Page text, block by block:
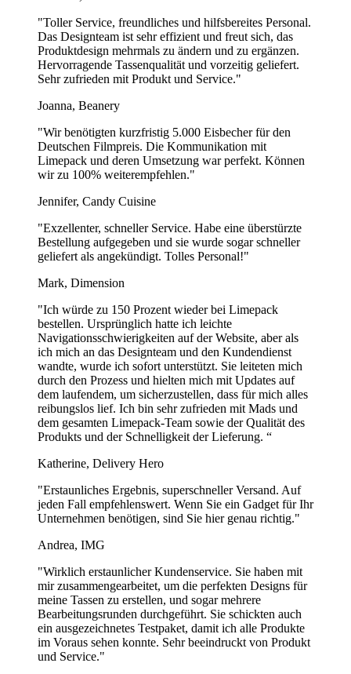
präsentieren? Wir machen es möglich. Bringen Sie Ihre Marke mit
lebendigen, professionellen Drucken zum Leben, die auffallen.
Wählen Sie aus einer Vielzahl von Grundfarben, darunter
klassisches Weiß für einen sauberen, eleganten Look oder kräftiges
Schwarz für einen markanten Kontrast. Mit flexografischem Druck
bleiben Ihre Designs scharf und lebendig, sodass Ihre Servietten bei
jedem Tisch einen bleibenden Eindruck hinterlassen.
Starten Sie noch heute – Kontaktieren Sie uns unter
[email protected] für weitere Informationen oder um ein kostenloses
Designmuster anzufordern. Wir helfen Ihnen, Ihre Marke mit
hochwertigen Papierservietten zum Strahlen zu bringen.
Häufig gestellte Fragen
Welche Druckoptionen sind verfügbar?
zu gewährleisten. Sie können bis zu 2 Pantone-Farben für Ihr
für dunklere Serviettenhintergründe an.
Wie faltet man Papierservietten mit Besteck?
So falten Sie Servietten mit Besteck:
Legen Sie die Serviette flach auf einen Tisch.
Falten Sie sie zur Hälfte, sodass ein Rechteck entsteht.
Platzieren Sie das Besteck entlang der kurzen Kante der
Serviette.
Rollen Sie die Serviette fest um das Besteck.
Sichern Sie sie mit einem Band, einer Schnur oder einem
Serviettenring für einen eleganten Look.
Wie werden Papierservietten hergestellt?
Papierservietten werden aus weichem Tissuepapier hergestellt, das
bearbeitet, gebleicht und zu dünnen Blättern gepresst, die dann für
Textur geprägt und in verschiedene Größen geschnitten werden.
Individuelle Drucke fügen Logos, Designs oder Farben hinzu, um
sie für Unternehmen oder Veranstaltungen zu personalisieren.
Können Papierservietten in der Toilette entsorgt
werden?
"Toller Service, freundliches und hilfsbereites Personal.
Das Designteam ist sehr effizient und freut sich, das
Produktdesign mehrmals zu ändern und zu ergänzen.
Hervorragende Tassenqualität und vorzeitig geliefert.
Sehr zufrieden mit Produkt und Service."
Joanna, Beanery
"Wir benötigten kurzfristig 5.000 Eisbecher für den
Deutschen Filmpreis. Die Kommunikation mit
Limepack und deren Umsetzung war perfekt. Können
wir zu 100% weiterempfehlen."
Jennifer, Candy Cuisine
"Exzellenter, schneller Service. Habe eine überstürzte
Bestellung aufgegeben und sie wurde sogar schneller
geliefert als angekündigt. Tolles Personal!"
Mark, Dimension
"Ich würde zu 150 Prozent wieder bei Limepack
bestellen. Ursprünglich hatte ich leichte
Navigationsschwierigkeiten auf der Website, aber als
ich mich an das Designteam und den Kundendienst
wandte, wurde ich sofort unterstützt. Sie leiteten mich
durch den Prozess und hielten mich mit Updates auf
dem laufendem, um sicherzustellen, dass für mich alles
reibungslos lief. Ich bin sehr zufrieden mit Mads und
dem gesamten Limepack-Team sowie der Qualität des
Produkts und der Schnelligkeit der Lieferung. “
Katherine, Delivery Hero
"Erstaunliches Ergebnis, superschneller Versand. Auf
jeden Fall empfehlenswert. Wenn Sie ein Gadget für Ihr
Unternehmen benötigen, sind Sie hier genau richtig."
Andrea, IMG
"Wirklich erstaunlicher Kundenservice. Sie haben mit
mir zusammengearbeitet, um die perfekten Designs für
meine Tassen zu erstellen, und sogar mehrere
Bearbeitungsrunden durchgeführt. Sie schickten auch
ein ausgezeichnetes Testpaket, damit ich alle Produkte
im Voraus sehen konnte. Sehr beeindruckt von Produkt
und Service."